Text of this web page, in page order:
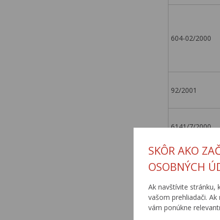
SKÔR AKO
OSOBNÝCH
Ak navštívite stránku,
vašom prehliadači.
vám ponúkne
604-02/2000
92/2001
6141/7/2000
6330/10/05
6350/15/05